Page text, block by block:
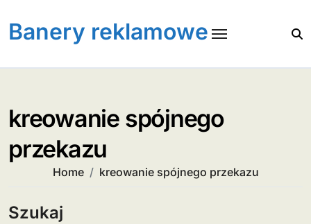
content
Banery reklamowe
kreowanie spójnego
przekazu
Home kreowanie spójnego przekazu
Szukaj